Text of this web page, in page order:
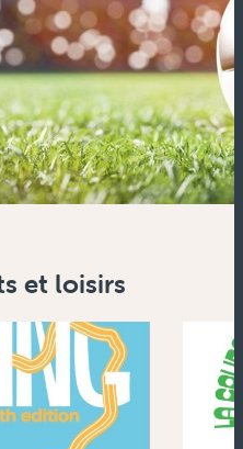
et loisirs